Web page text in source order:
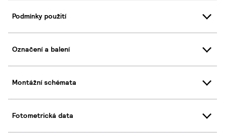
Podmínky použití
Označení a balení
Montážní schémata
Fotometrická data